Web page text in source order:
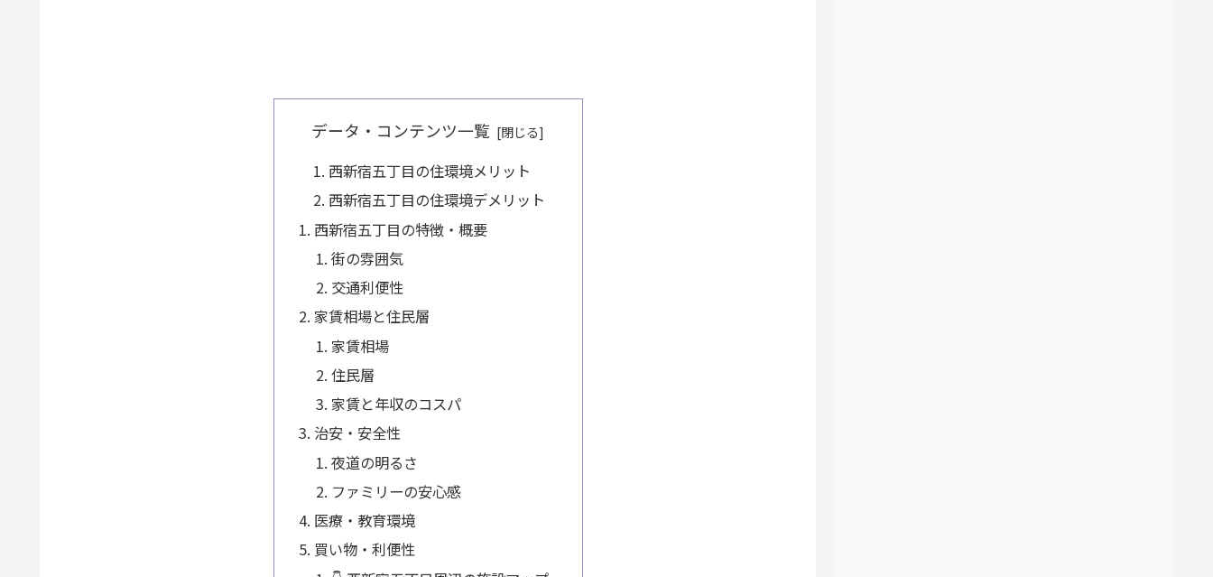
データ・コンテンツ一覧
西新宿五丁目の住環境メリット
西新宿五丁目の住環境デメリット
西新宿五丁目の特徴・概要
街の雰囲気
交通利便性
家賃相場と住民層
家賃相場
住民層
家賃と年収のコスパ
治安・安全性
夜道の明るさ
ファミリーの安心感
医療・教育環境
買い物・利便性